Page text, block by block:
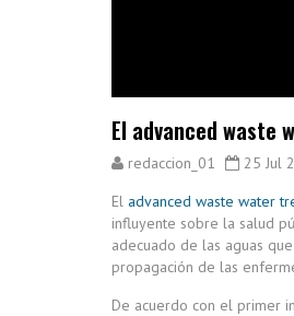
El advanced
redaccion_01 25 Jul
El advanced waste water
influyente sobre la salud
adecuado de las aguas
propagación de las
De acuerdo con el primer